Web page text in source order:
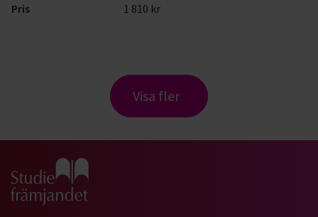
Pris
1 810 kr
Visa fler
Gå till studiefrämjandets startsida